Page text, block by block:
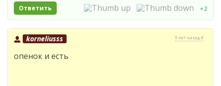
Ответить +2
korneliusss 9 лет назад #
опенок и есть